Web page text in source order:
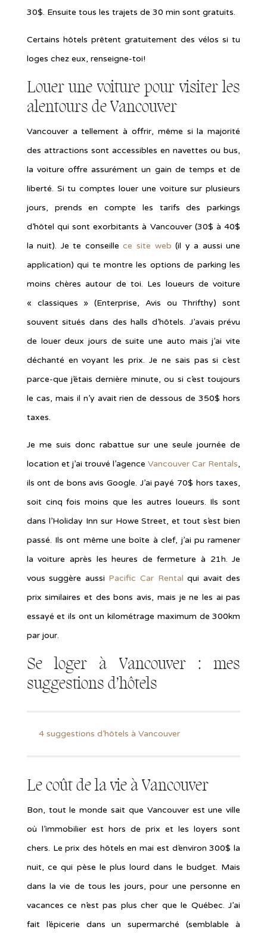
30$. Ensuite tous les trajets de 30 min sont gratuits.
Certains hôtels prêtent gratuitement des vélos si tu
loges chez eux, renseigne-toi!
Louer une voiture pour visiter les
alentours de Vancouver
Vancouver a tellement à offrir, même si la majorité
des attractions sont accessibles en navettes ou bus,
la voiture offre assurément un gain de temps et de
liberté. Si tu comptes louer une voiture sur plusieurs
jours, prends en compte les tarifs des parkings
d’hôtel qui sont exorbitants à Vancouver (30$ à 40$
la nuit). Je te conseillece site web (il y a aussi une
application) qui te montre les options de parking les
moins chères autour de toi. Les loueurs de voiture
« classiques » (Enterprise, Avis ou Thrifthy) sont
souvent situés dans des halls d’hôtels. J’avais prévu
de louer deux jours de suite une auto mais j’ai vite
déchanté en voyant les prix. Je ne sais pas si c’est
parce-que j’étais dernière minute, ou si c’est toujours
le cas, mais il n’y avait rien de dessous de 350$ hors
taxes.
Je me suis donc rabattue sur une seule journée de
location et j’ai trouvé l’agenceVancouver Car Rentals,
ils ont de bons avis Google. J’ai payé 70$ hors taxes,
soit cinq fois moins que les autres loueurs. Ils sont
dans l’Holiday Inn sur Howe Street, et tout s’est bien
passé. Ils ont même une boîte à clef, j’ai pu ramener
la voiture après les heures de fermeture à 21h. Je
vous suggère aussi Pacific Car Rental qui avait des
prix similaires et des bons avis, mais je ne les ai pas
essayé et ils ont un kilométrage maximum de 300km
par jour.
Se loger à Vancouver : mes
suggestions d’hôtels
4 suggestions d’hôtels à Vancouver
Le coût de la vie à Vancouver
Bon, tout le monde sait que Vancouver est une ville
où l’immobilier est hors de prix et les loyers sont
chers. Le prix des hôtels en mai est d’environ 300$ la
nuit, ce qui pèse le plus lourd dans le budget. Mais
dans la vie de tous les jours, pour une personne en
vacances ce n’est pas plus cher que le Québec. J’ai
fait l’épicerie dans un supermarché (semblable à